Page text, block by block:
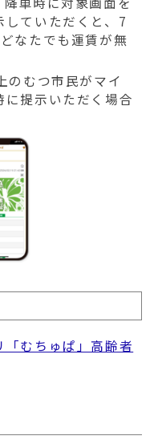
ていただくと、7
なたでも運賃が無
のむつ市民がマイ
提示いただく場合
むちゅぱ」高齢者